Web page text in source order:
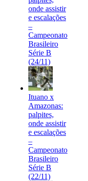
onde assistir
e escalações
–
Campeonato
Brasileiro
Série B
(24/11)
Ituano x
Amazonas:
palpites,
onde assistir
e escalações
–
Campeonato
Brasileiro
Série B
(22/11)